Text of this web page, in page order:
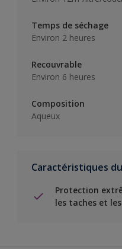
Temps de séchage
Environ 2 heures
Recouvrable
Environ 6 heures
Composition
Aqueux
Caractéristiques
Protection
les taches et